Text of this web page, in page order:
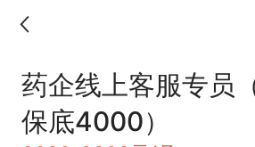
药企线上客服专员
保底4000）